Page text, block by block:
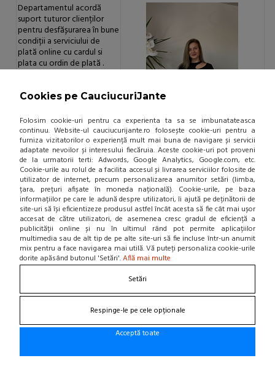
Cookies pe CauciucuriJante
Folosim cookie-uri pentru ca experienta ta sa se imbunatateasca
continuu. Website-ul cauciucurijante.ro folosește cookie-uri pentru a
furniza vizitatorilor o experiență mult mai buna de navigare și servicii
adaptate nevoilor și interesului fiecăruia. Aceste cookie-uri pot proveni
de la urmatorii terti: Adwords, Google Analytics, Google.com, etc.
Cookie-urile au rolul de a facilita accesul și livrarea serviciilor folosite de
utilizator de internet, precum personalizarea anumitor setări (limba,
țara, prețuri afișate în moneda națională). Cookie-urile, pe baza
informațiilor pe care le adună despre utilizatori, îi ajută pe deținătorii de
site-uri să își eficientizeze produsul astfel încât acesta să fie cât mai ușor
accesat de către utilizatori, de asemenea cresc gradul de eficiență a
publicității online și nu în ultimul rând pot permite aplicațiilor
multimedia sau de alt tip de pe alte site-uri să fie incluse într-un anumit
mix pentru a face navigarea mai utilă. Vă puteți personaliza cookie-urile
dorite apăsând butonul 'Setări'.Află mai multe
Setări
Respinge-le pe cele opționale
Acceptă toate
Departamentul acordă
suport tuturor clienților
pentru desfășurarea în bune
condiții a serviciului de
plată online cu cardul si
plata cu ordin de plată .
Magazin online de anvelope si jante
Modalitati de plata